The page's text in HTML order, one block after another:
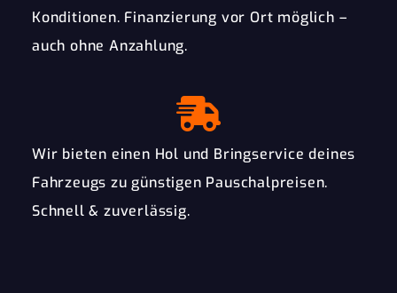
Konditionen. Finanzierung vor Ort möglich –
auch ohne Anzahlung.
Wir bieten einen Hol und Bringservice deines
Fahrzeugs zu günstigen Pauschalpreisen.
Schnell & zuverlässig.